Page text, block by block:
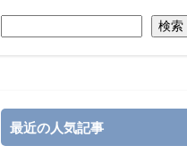
検索
最近の人気記事